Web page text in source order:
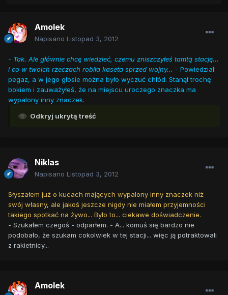
Amolek
Napisano Listopad 3, 2012
- Tak. Ale głównie chcę wiedzieć, czemu zniszczyłeś tamtą stację...
i co w twoich rzeczach robiła kaseta sprzed wojny... - Powiedział
pegaz, a w jego głosie można było wyczuć chłód. Stanął trochę
bokiem i zauważyłeś, że na miejscu uroczego znaczka ma
wypalony inny znaczek.
Odkryj ukrytą treść
Niklas
Napisano Listopad 3, 2012
Słyszałem już o kucach mających wypalony inny znaczek niż
swój własny, ale jakoś jeszcze nigdy nie miałem przyjemności
takiego spotkać na żywo... Było to... ciekawe doświadczenie.
- Szukałem czegoś - odparłem. - A... komuś się bardzo nie
podobało, że szukam cokolwiek w tej stacji... więc ją potraktowali
z rakietnicy...
Amolek